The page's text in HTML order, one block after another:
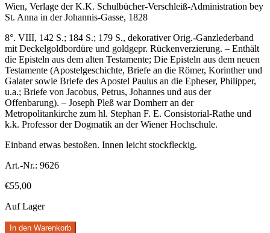
Wien, Verlage der K.K. Schulbücher-Verschleiß-Administration bey
St. Anna in der Johannis-Gasse, 1828
8°. VIII, 142 S.; 184 S.; 179 S., dekorativer Orig.-Ganzlederband
mit Deckelgoldbordüre und goldgepr. Rückenverzierung. – Enthält
die Episteln aus dem alten Testamente; Die Episteln aus dem neuen
Testamente (Apostelgeschichte, Briefe an die Römer, Korinther und
Galater sowie Briefe des Apostel Paulus an die Epheser, Philipper,
u.a.; Briefe von Jacobus, Petrus, Johannes und aus der
Offenbarung). – Joseph Pleß war Domherr an der
Metropolitankirche zum hl. Stephan F. E. Consistorial-Rathe und
k.k. Professor der Dogmatik an der Wiener Hochschule.
Einband etwas bestoßen. Innen leicht stockfleckig.
Art.-Nr.: 9626
€55,00
Auf Lager
In den Warenkorb